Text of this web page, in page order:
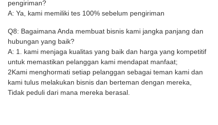
pengiriman?
A: Ya, kami memiliki tes 100% sebelum pengiriman
Q8: Bagaimana Anda membuat bisnis kami jangka panjang dan
hubungan yang baik?
A: 1. kami menjaga kualitas yang baik dan harga yang kompetitif
untuk memastikan pelanggan kami mendapat manfaat;
2Kami menghormati setiap pelanggan sebagai teman kami dan
kami tulus melakukan bisnis dan berteman dengan mereka,
Tidak peduli dari mana mereka berasal.